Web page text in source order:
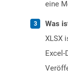
eine
Was
XLSX